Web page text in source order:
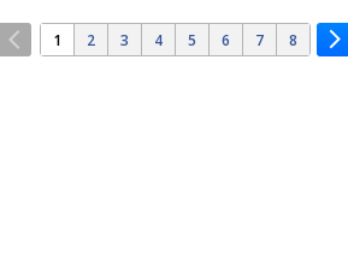
1 2 3 4 5 6 7 8